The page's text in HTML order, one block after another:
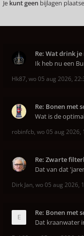
Je kunt geen bijlagen
Re: Wat drink je
Ik heb nu een
Hk87, wo 05 aug 2026,
Re: Bonen met
Wat is de
robinfcb, wo 05 aug 2026,
Re: Zwarte
Dat van dat
Dirk Jan, wo 05 aug 2026,
Re: Bonen met
Dat kraanwater